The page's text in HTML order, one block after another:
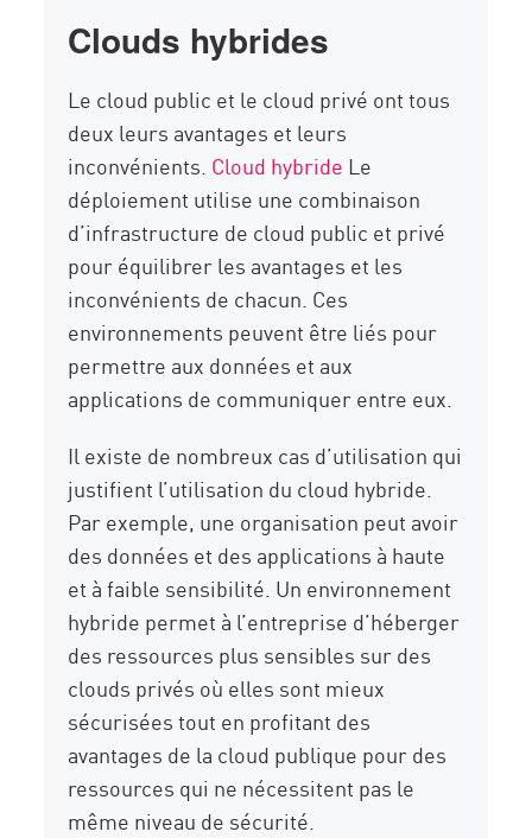
Clouds hybrides
Le cloud public et le cloud privé ont tous
deux leurs avantages et leurs
inconvénients. Cloud hybride Le
déploiement utilise une combinaison
d’infrastructure de cloud public et privé
pour équilibrer les avantages et les
inconvénients de chacun. Ces
environnements peuvent être liés pour
permettre aux données et aux
applications de communiquer entre eux.
Il existe de nombreux cas d’utilisation qui
justifient l’utilisation du cloud hybride.
Par exemple, une organisation peut avoir
des données et des applications à haute
et à faible sensibilité. Un environnement
hybride permet à l’entreprise d’héberger
des ressources plus sensibles sur des
clouds privés où elles sont mieux
sécurisées tout en profitant des
avantages de la cloud publique pour des
ressources qui ne nécessitent pas le
même niveau de sécurité.